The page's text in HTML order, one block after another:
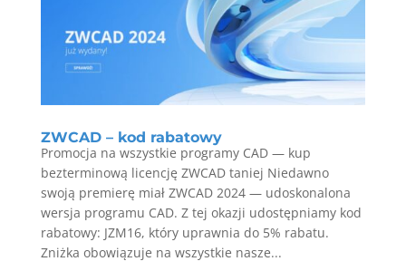
ZWCAD – kod rabatowy
Promocja na wszystkie programy CAD — kup
bezterminową licencję ZWCAD taniej Niedawno
swoją premierę miał ZWCAD 2024 — udoskonalona
wersja programu CAD. Z tej okazji udostępniamy kod
rabatowy: JZM16, który uprawnia do 5% rabatu.
Zniżka obowiązuje na wszystkie nasze...